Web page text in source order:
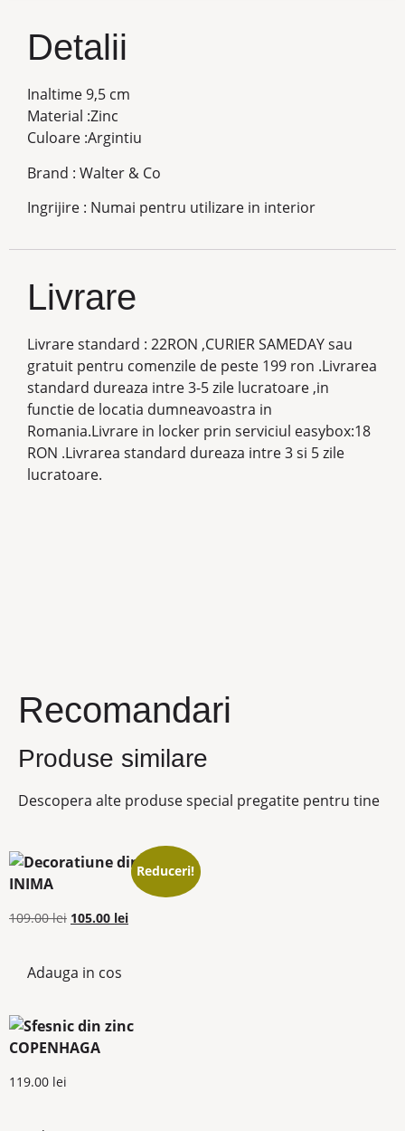
Detalii
Inaltime 9,5 cm
Material :Zinc
Culoare :Argintiu
Brand : Walter & Co
Ingrijire : Numai pentru utilizare in interior
Livrare
Livrare standard : 22RON ,CURIER SAMEDAY sau
gratuit pentru comenzile de peste 199 ron .Livrarea
standard dureaza intre 3-5 zile lucratoare ,in
functie de locatia dumneavoastra in
Romania.Livrare in locker prin serviciul easybox:18
RON .Livrarea standard dureaza intre 3 si 5 zile
lucratoare.
Recomandari
Produse similare
Descopera alte produse special pregatite pentru tine
Reduceri!
109.00lei 105.00 lei
Adauga in cos
119.00 lei